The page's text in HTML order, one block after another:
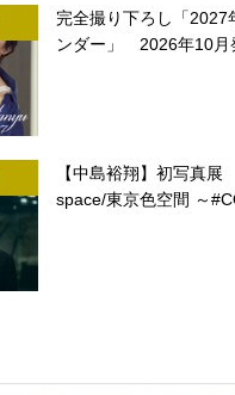
完全撮り下ろし「2027
ンダー」 2026年10月
【中島裕翔】初写真
space/東京色空間 ～